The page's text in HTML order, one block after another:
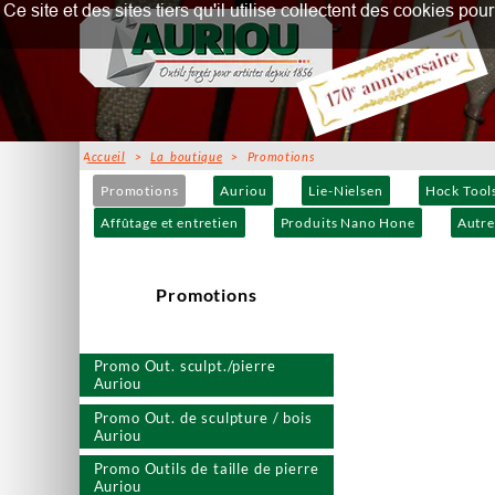
Promotions Auriou Lie-Nielsen Hock
Affûtage et entretien
Produits Nano Hone
Promo Out. sculpt./pierre
Auriou
Promo Out. de sculpture / bois
Auriou
Promo Outils de taille de pierre
Auriou
Accueil >La boutique > Promotions
Promotions
Ce site et des sites tiers qu'il utilise collectent des cookies